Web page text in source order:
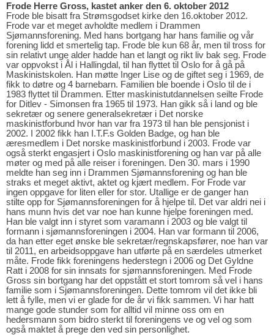
Frode Herre Gross, kastet anker den 6. oktober 2012
Frode ble bisatt fra Strømsgodset kirke den 16.oktober 2012.
Frode var et meget avholdte medlem i Drammen
Sjømannsforening. Med hans bortgang har hans familie og vår
forening lidd et smertelig tap. Frode ble kun 68 år, men til tross for
sin relativt unge alder hadde han et langt og rikt liv bak seg. Frode
var oppvokst i Ål i Hallingdal, til han flyttet til Oslo for å gå på
Maskinistskolen. Han møtte Inger Lise og de giftet seg i 1969, de
fikk to døtre og 4 barnebarn. Familien ble boende i Oslo til de i
1983 flyttet til Drammen. Etter maskinistutdannelsen seilte Frode
for Ditlev - Simonsen fra 1965 til 1973. Han gikk så i land og ble
sekretær og senere generalsekretær i Det norske
maskinistforbund hvor han var fra 1973 til han ble pensjonist i
2002. I 2002 fikk han I.T.F.s Golden Badge, og han ble
æresmedlem i Det norske maskinistforbund i 2003. Frode var
også sterkt engasjert i Oslo maskinistforening og han var på alle
møter og med på alle reiser i foreningen. Den 30. mars i 1990
meldte han seg inn i Drammen Sjømannsforening og han ble
straks et meget aktivt, aktet og kjært medlem. For Frode var
ingen oppgave for liten eller for stor. Utallige er de ganger han
stilte opp for Sjømannsforeningen for å hjelpe til. Det var aldri nei i
hans munn hvis det var noe han kunne hjelpe foreningen med.
Han ble valgt inn i styret som varamann i 2003 og ble valgt til
formann i sjømannsforeningen i 2004. Han var formann til 2006,
da han etter eget ønske ble sekretær/regnskapsfører, noe han var
til 2011, en arbeidsoppgave han utførte på en særdeles utmerket
måte. Frode fikk foreningens hederstegn i 2006 og Det Gyldne
Ratt i 2008 for sin innsats for sjømannsforeningen. Med Frode
Gross sin bortgang har det oppstått et stort tomrom så vel i hans
familie som i Sjømannsforeningen. Dette tomrom vil det ikke bli
lett å fylle, men vi er glade for de år vi fikk sammen. Vi har hatt
mange gode stunder som for alltid vil minne oss om en
hedersmann som bidro sterkt til foreningens ve og vel og som
også maktet å prege den ved sin personlighet.